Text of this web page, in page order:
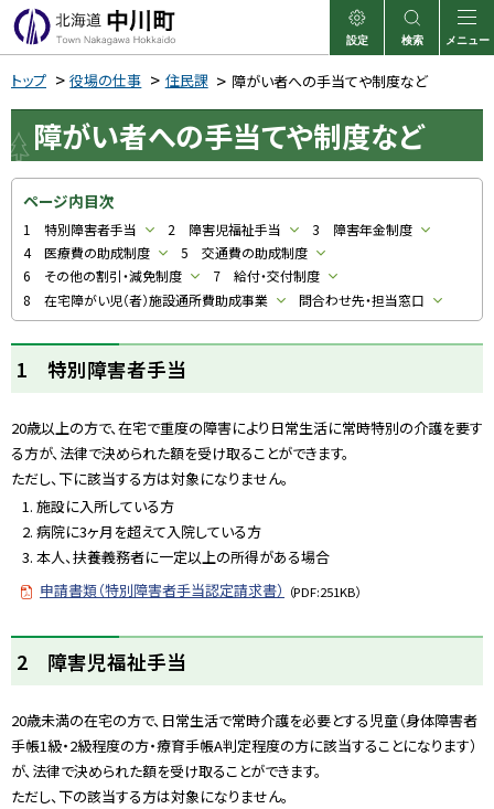
本
へ
メ
ニ
ュ
中川町 表示
設定
検索
サイト内検索
メニュー
トップ 役場の仕事 住民課 障がい者への手当てや制度など
障がい者への手当てや制度など
ページ内目次
1 特別障害者手当 2 障害児福祉手当
3 障害年金制度
4 医療費の助成制度
5 交通費の助成制度
6 その他の割引・減免制度
7 給付・交付制度
8 在宅障がい児（者）施設通所費助成事業
問合わせ先・担当窓口
1 特別障害者手当
20歳以上の方で、在宅で重度の障害により日常生活に常時特別の介護を要す
る方が、法律で決められた額を受け取ることができます。
ただし、下に該当する方は対象になりません。
施設に入所している方
病院に3ヶ月を超えて入院している方
本人、扶養義務者に一定以上の所得がある場合
申請書類（特別障害者手当認定請求書） （PDF:251KB）
ッ
に
戻
る
2 障害児福祉手当
20歳未満の在宅の方で、日常生活で常時介護を必要とする児童（身体障害者
手帳1級・2級程度の方・療育手帳A判定程度の方に該当することになります）
が、法律で決められた額を受け取ることができます。
ただし、下の該当する方は対象になりません。